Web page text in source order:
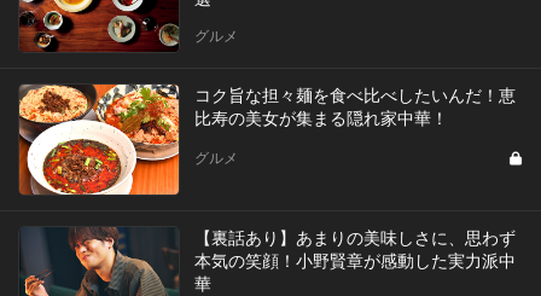
グルメ
コク旨な担々麺を食べ比べしたいんだ！恵
比寿の美女が集まる隠れ家中華！
グルメ
【裏話あり】あまりの美味しさに、思わず
本気の笑顔！小野賢章が感動した実力派中
華